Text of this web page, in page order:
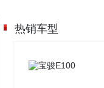
热销车型